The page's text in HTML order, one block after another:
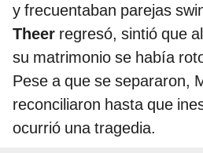
y frecuentaban parejas
Theer regresó, sintió que
su matrimonio se había
Pese a que se separaron,
reconciliaron hasta que
ocurrió una tragedia.